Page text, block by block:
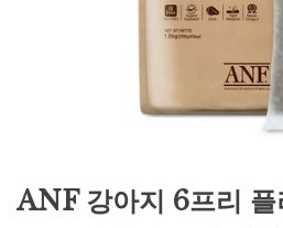
ANF 강아지 6프리 플